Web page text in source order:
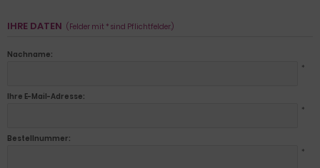
IHRE DATEN (Felder mit * sind Pflichtfelder.)
Nachname:
*
Ihre E-Mail-Adresse:
*
Bestellnummer:
*